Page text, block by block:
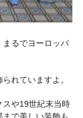
まるでヨーロッパ
れていますよ。
スや19世紀末当時